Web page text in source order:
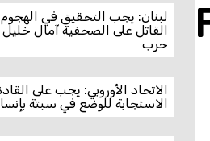
لبنان: يجب التحقيق في الهجوم
القاتل على الصحفية آمال خليل
حرب
الاتحاد الأوروبي: يجب على
الاستجابة للوضع في سبتة